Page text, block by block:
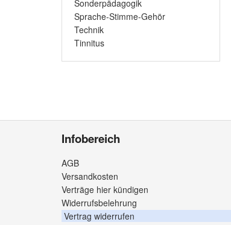
Sonderpädagogik
Sprache-Stimme-Gehör
Technik
Tinnitus
Infobereich
AGB
Versandkosten
Verträge hier kündigen
Widerrufsbelehrung
Vertrag widerrufen